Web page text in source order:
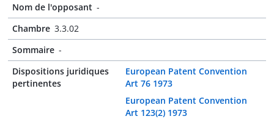
Nom de l'opposant -
Chambre 3.3.02
Sommaire -
Dispositions juridiques
pertinentes
European Patent Convention
Art 76 1973
European Patent Convention
Art 123(2) 1973